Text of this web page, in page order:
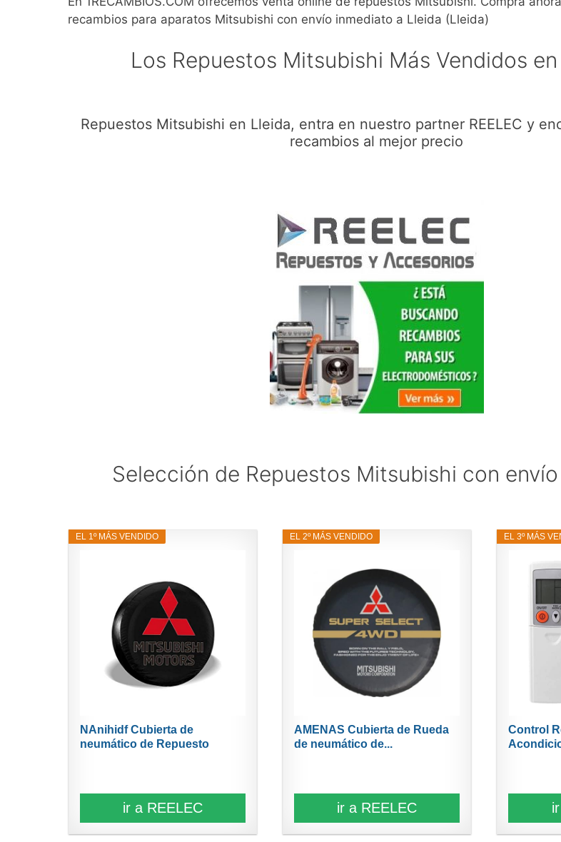
recambios para aparatos Mitsubishi con envío inmediato a Lleida (Lleida)
Los Repuestos Mitsubishi Más Vendidos
Repuestos Mitsubishi en Lleida, entra en nuestro partner REELEC y
recambios al mejor precio
Selección de Repuestos Mitsubishi con
EL 1º MÁS VENDIDO
NAnihidf Cubierta de
neumático de Repuesto
ir a REELEC
EL 2º MÁS VENDIDO
AMENAS Cubierta de Rueda
de neumático de...
ir a REELEC
EL 3º MÁS
Control